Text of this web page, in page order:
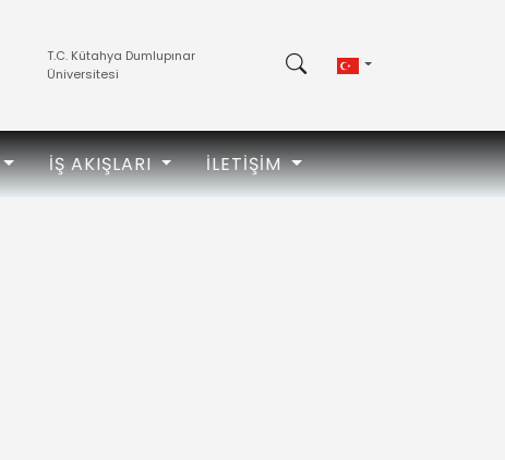
T.C. Kütahya Dumlupınar
Üniversitesi
İŞ AKIŞLARI İLETIŞIM